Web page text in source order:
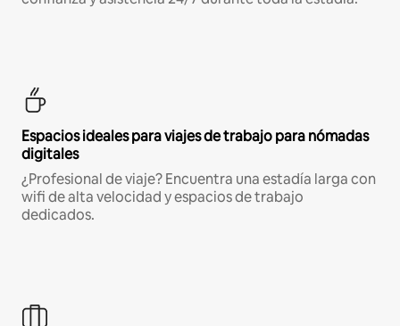
Espacios ideales para viajes de trabajo para nómadas
digitales
¿Profesional de viaje? Encuentra una estadía larga con
wifi de alta velocidad y espacios de trabajo
dedicados.